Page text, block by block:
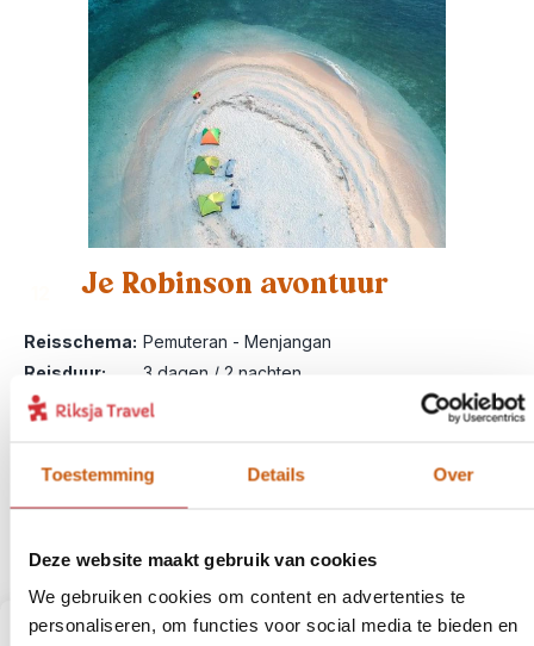
Toestemming Details Over
Deze website maakt gebruik van cookies
We gebruiken cookies om content en advertenties te
personaliseren, om functies voor social media te bieden en
Je Robinson avontuur
Reisschema: Pemuteran - Menjangan
Reisduur:
3 dagen / 2 nachten
Reissom:
vanaf € 300,- p.p. bij 2 personen